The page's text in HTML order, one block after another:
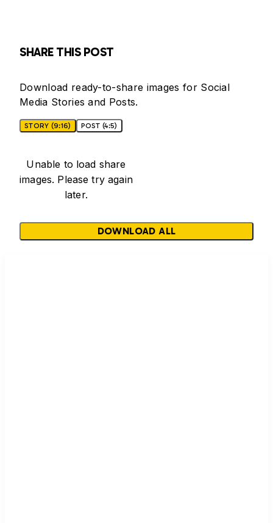
SHARE THIS POST
Download ready-to-share images for Social
Media Stories and Posts.
STORY (9:16) POST (4:5)
Unable to load share
images. Please try again
later.
DOWNLOAD ALL